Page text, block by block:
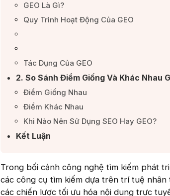
GEO Là Gì?​
Quy Trình Hoạt Động Của GEO​
Tác Dụng Của GEO​
2. So Sánh Điểm Giống Và Khác Nhau
Điểm Giống Nhau​
Điểm Khác Nhau​
Khi Nào Nên Sử Dụng SEO Hay GEO?​
Kết Luận​
Trong bối cảnh công nghệ tìm kiếm phát
các công cụ tìm kiếm dựa trên trí tuệ
các chiến lược tối ưu hóa nội dung trực